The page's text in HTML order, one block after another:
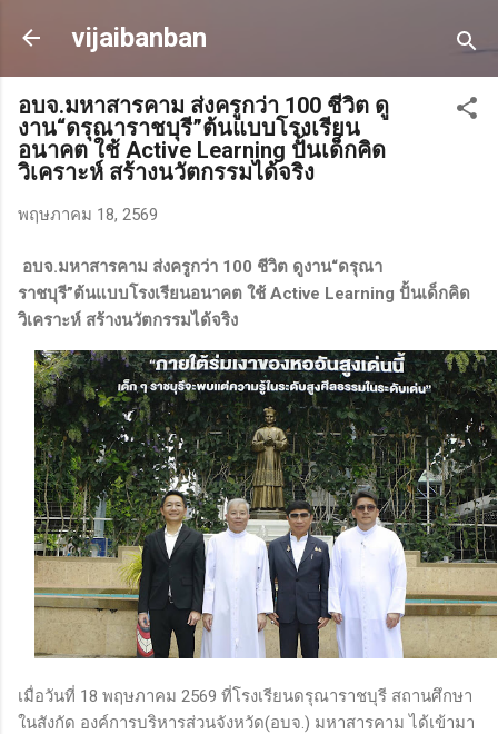
ข้ามไปที่เนื้อหาหลัก
vijaibanban
อบจ.มหาสารคาม ส่งครูกว่า 100 ชีวิต ดู
งาน“ดรุณาราชบุรี”ต้นแบบโรงเรียน
อนาคต ใช้ Active Learning ปั้นเด็กคิด
วิเคราะห์ สร้างนวัตกรรมได้จริง
พฤษภาคม 18, 2569
อบจ.มหาสารคาม ส่งครูกว่า 100 ชีวิต ดูงาน“ดรุณา
ราชบุรี”ต้นแบบโรงเรียนอนาคต ใช้ Active Learning ปั้นเด็กคิด
วิเคราะห์ สร้างนวัตกรรมได้จริง
เมื่อวันที่ 18 พฤษภาคม 2569 ที่โรงเรียนดรุณาราชบุรี สถานศึกษา
ในสังกัด องค์การบริหารส่วนจังหวัด(อบจ.) มหาสารคาม ได้เข้ามา